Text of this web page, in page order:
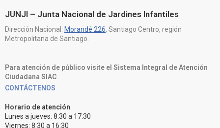
JUNJI – Junta Nacional de Jardines Infantiles
Dirección Nacional: Morandé 226, Santiago Centro, región
Metropolitana de Santiago.
Para atención de público visite el Sistema Integral de Atención
Ciudadana SIAC
CONTÁCTENOS
Horario de atención
Lunes a jueves: 8:30 a 17:30
Viernes: 8:30 a 16:30